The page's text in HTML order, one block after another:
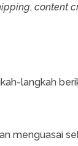
, content
langkah
menguasai